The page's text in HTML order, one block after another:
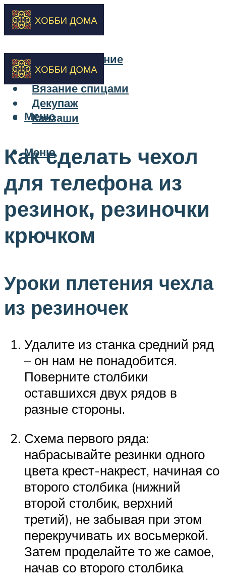
Бисероплетение
Вышивка
Вязание спицами
Декупаж
Канзаши
Меню
Меню
Как сделать чехол
для телефона из
резинок, резиночки
крючком
Уроки плетения чехла
из резиночек
Удалите из станка средний ряд
– он нам не понадобится.
Поверните столбики
оставшихся двух рядов в
разные стороны.
Схема первого ряда:
набрасывайте резинки одного
цвета крест-накрест, начиная со
второго столбика (нижний
второй столбик, верхний
третий), не забывая при этом
перекручивать их восьмеркой.
Затем проделайте то же самое,
начав со второго столбика